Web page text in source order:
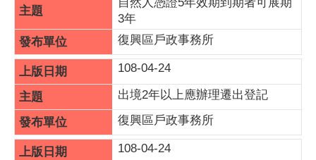
3年
復興區戶政事務所
108-04-24
出境2年以上應辦理遷出登記
復興區戶政事務所
108-04-24